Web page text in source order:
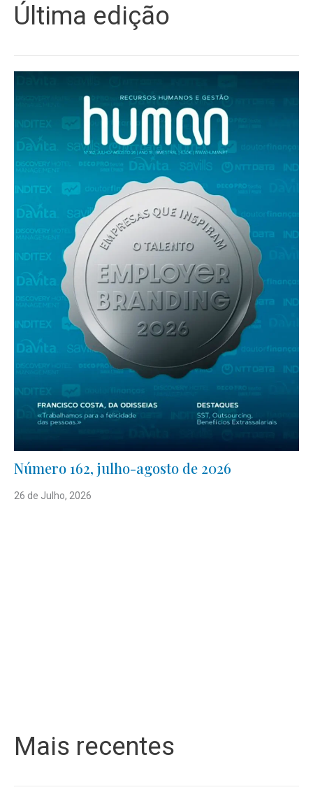
Última edição
Número 162, julho-agosto de 2026
26 de Julho, 2026
Mais recentes